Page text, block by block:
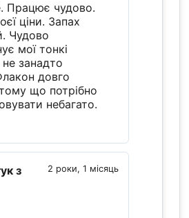
Працює чудово.
ціни. Запах
Чудово
мої тонкі
занадто
довго
що потрібно
небагато.
2 роки, 1 місяць
з